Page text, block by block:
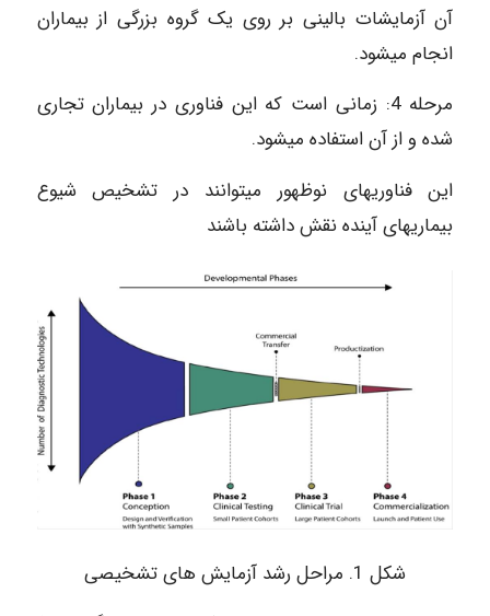
آن آزمایشات بالینی بر روی یک گروه بزرگی از بیماران
انجام می‎شود.
مرحله 4: زمانی است که این فناوری در بیماران تجاری
شده و از آن استفاده می‎شود.
این فناوری‎های نوظهور می‎توانند در تشخیص شیوع
بیماری‎های آینده نقش داشته باشند
شکل 1. مراحل رشد آزمایش های تشخیصی